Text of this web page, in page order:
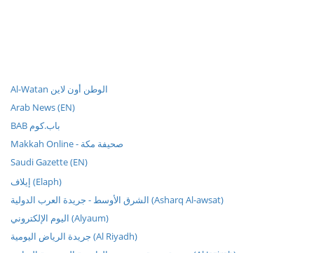
Al-Watan الوطن أون لاين
Arab News (EN)
BAB باب.كوم
Makkah Online - صحيفة مكة
Saudi Gazette (EN)
إيلاف (Elaph)
الشرق الأوسط - جريدة العرب الدولية (Asharq Al-awsat)
اليوم الإلكتروني (Alyaum)
جريدة الرياض اليومية (Al Riyadh)